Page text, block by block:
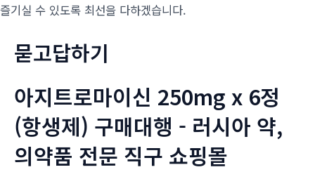
즐기실 수 있도록 최선을 다하겠습니다.
묻고답하기
아지트로마이신 250mg x 6정
(항생제) 구매대행 - 러시아 약,
의약품 전문 직구 쇼핑몰